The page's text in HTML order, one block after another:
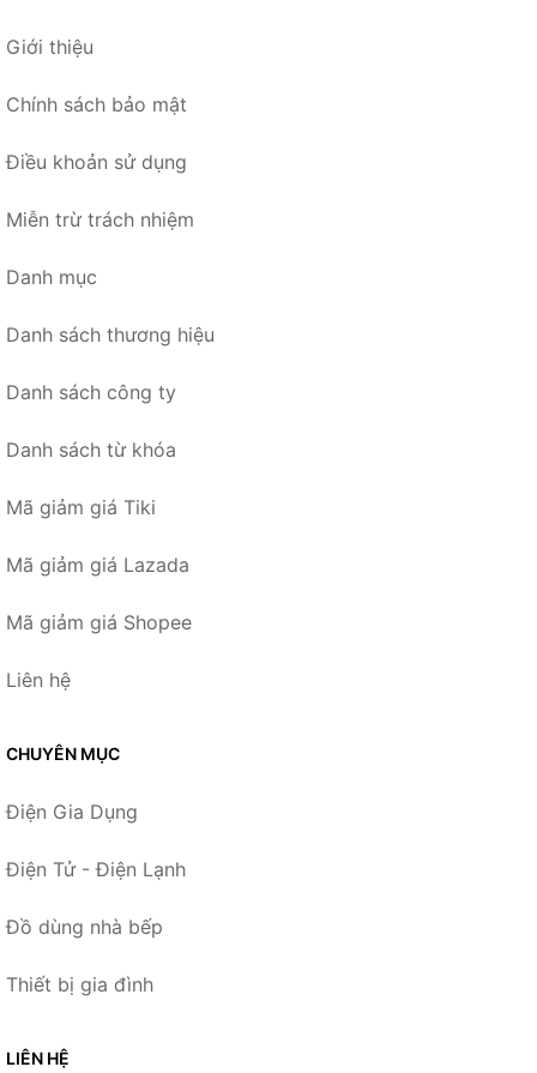
Giới thiệu
Chính sách bảo mật
Điều khoản sử dụng
Miễn trừ trách nhiệm
Danh mục
Danh sách thương hiệu
Danh sách công ty
Danh sách từ khóa
Mã giảm giá Tiki
Mã giảm giá Lazada
Mã giảm giá Shopee
Liên hệ
CHUYÊN MỤC
Điện Gia Dụng
Điện Tử - Điện Lạnh
Đồ dùng nhà bếp
Thiết bị gia đình
LIÊN HỆ